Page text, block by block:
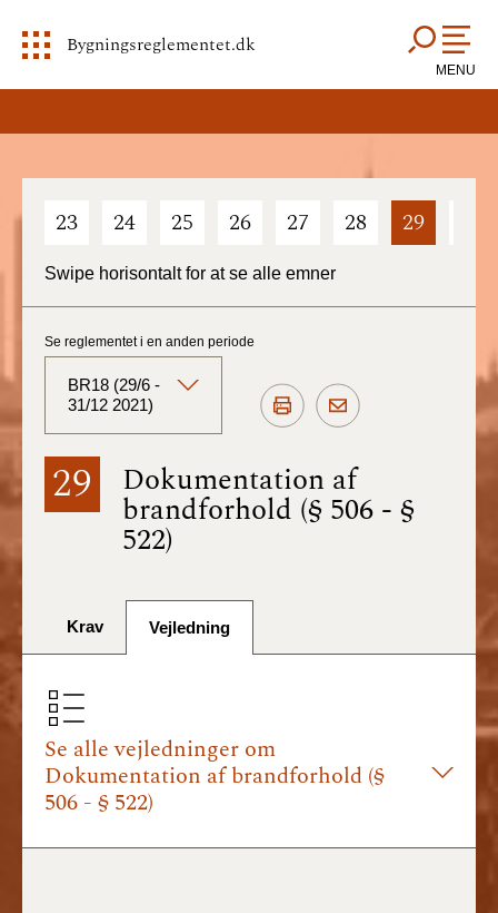
Bygningsreglementet.dk
MENU
23 24 25 26 27 28 29
Swipe horisontalt for at se alle emner
29 Dokumentation af
brandforhold (§ 506 - §
522)
Se reglementet i en anden periode
BR18 (29/6 -
31/12 2021)
BR18 (Aktuelt)
BR18 (1/7-31/12
BR18 (1/1-30/6
2025)
2024)
BR18 (1/1- 30/06
2024)
2023)
Krav Vejledning
Se alle vejledninger om
Dokumentation af brandforhold (§
506 - § 522)